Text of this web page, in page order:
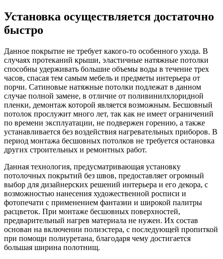
Установка осуществляется достаточно
быстро
Данное покрытие не требует какого-то особенного ухода. В
случаях протеканий крыши, эластичные натяжные потолки
способны удерживать большие объемы воды в течение трех
часов, спасая тем самым мебель и предметы интерьера от
порчи. Сатиновые натяжные потолки подлежат в данном
случае полной замене, в отличие от поливинилхлоридной
пленки, демонтаж которой является возможным. Бесшовный
потолок прослужит много лет, так как не имеет ограничений
по времени эксплуатации, не подвержен горению, а также
устанавливается без воздействия нагревательных приборов. В
период монтажа бесшовных потолков не требуется остановка
других строительных и ремонтных работ.
Данная технология, предусматривающая установку
потолочных покрытий без швов, предоставляет огромный
выбор для дизайнерских решений интерьера и его декора, с
возможностью нанесения художественной росписи и
фотопечати с применением фантазии и широкой палитры
расцветок. При монтаже бесшовных поверхностей,
предварительный нагрев материала не нужен. Их состав
основан на включении полиэстера, с последующей пропиткой
при помощи полиуретана, благодаря чему достигается
большая ширина полотнищ.